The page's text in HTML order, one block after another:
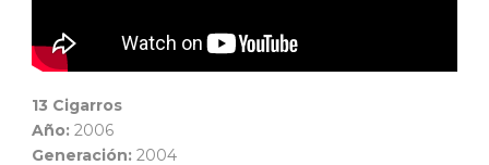
13 Cigarros
Año: 2006
Generación: 2004